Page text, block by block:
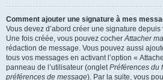
Comment ajouter une signature à mes
Vous devez d’abord créer une signature
Une fois créée, vous pouvez cocherAttacher
rédaction de message. Vous pouvez aussi
tous vos messages en activant l’option «
panneau de l’utilisateur (ongletPréférences du
préférences de message). Par la suite, vous